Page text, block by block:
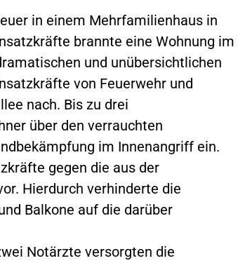
in einem Mehrfamilienhaus in
brannte eine Wohnung im
und unübersichtlichen
von Feuerwehr und
nach. Bis zu drei
über den verrauchten
im Innenangriff ein.
gegen die aus der
Hierdurch verhinderte die
Balkone auf die darüber
Notärzte versorgten die